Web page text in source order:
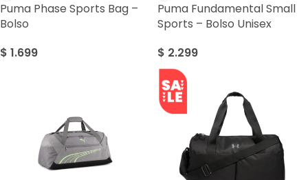
Puma Phase Sports Bag –
Bolso
$ 1.699
Puma Fundamental Small
Sports – Bolso Unisex
$ 2.299